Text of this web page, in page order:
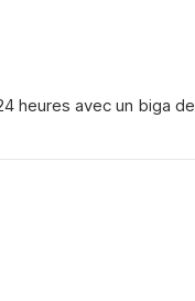
heures avec un biga de